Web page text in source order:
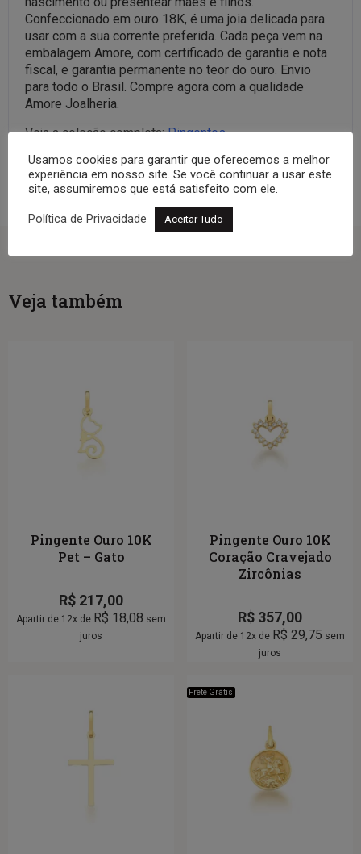
Confeccionado em ouro 18K, é uma joia delicada para
usar com a sua corrente preferida. Cada peça vem na
embalagem Amore, com certificado de garantia e nota
fiscal, e garantia permanente no teor do ouro. Envio
para todo o Brasil. Compre agora com a qualidade
Amore Joalheria.
Veja a coleção completa:Pingentes
Veja também
Pingente Ouro 10K
Pet – Gato
R$ 217,00
Apartir de 12x de R$ 18,08 sem
juros
Pingente Ouro 10K
Coração Cravejado
Zircônias
R$ 357,00
Apartir de 12x de R$ 29,75 sem
juros
Frete Grátis
Usamos cookies para garantir que oferecemos a melhor
experiência em nosso site. Se você continuar a usar este
site, assumiremos que está satisfeito com ele.
Política de Privacidade Aceitar Tudo